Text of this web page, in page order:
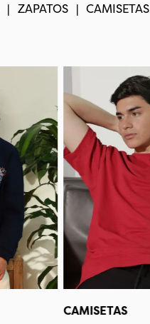
| ZAPATOS | CAMISETAS
CAMISETAS